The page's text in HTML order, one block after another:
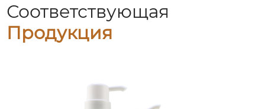
Соответствующая
Продукция